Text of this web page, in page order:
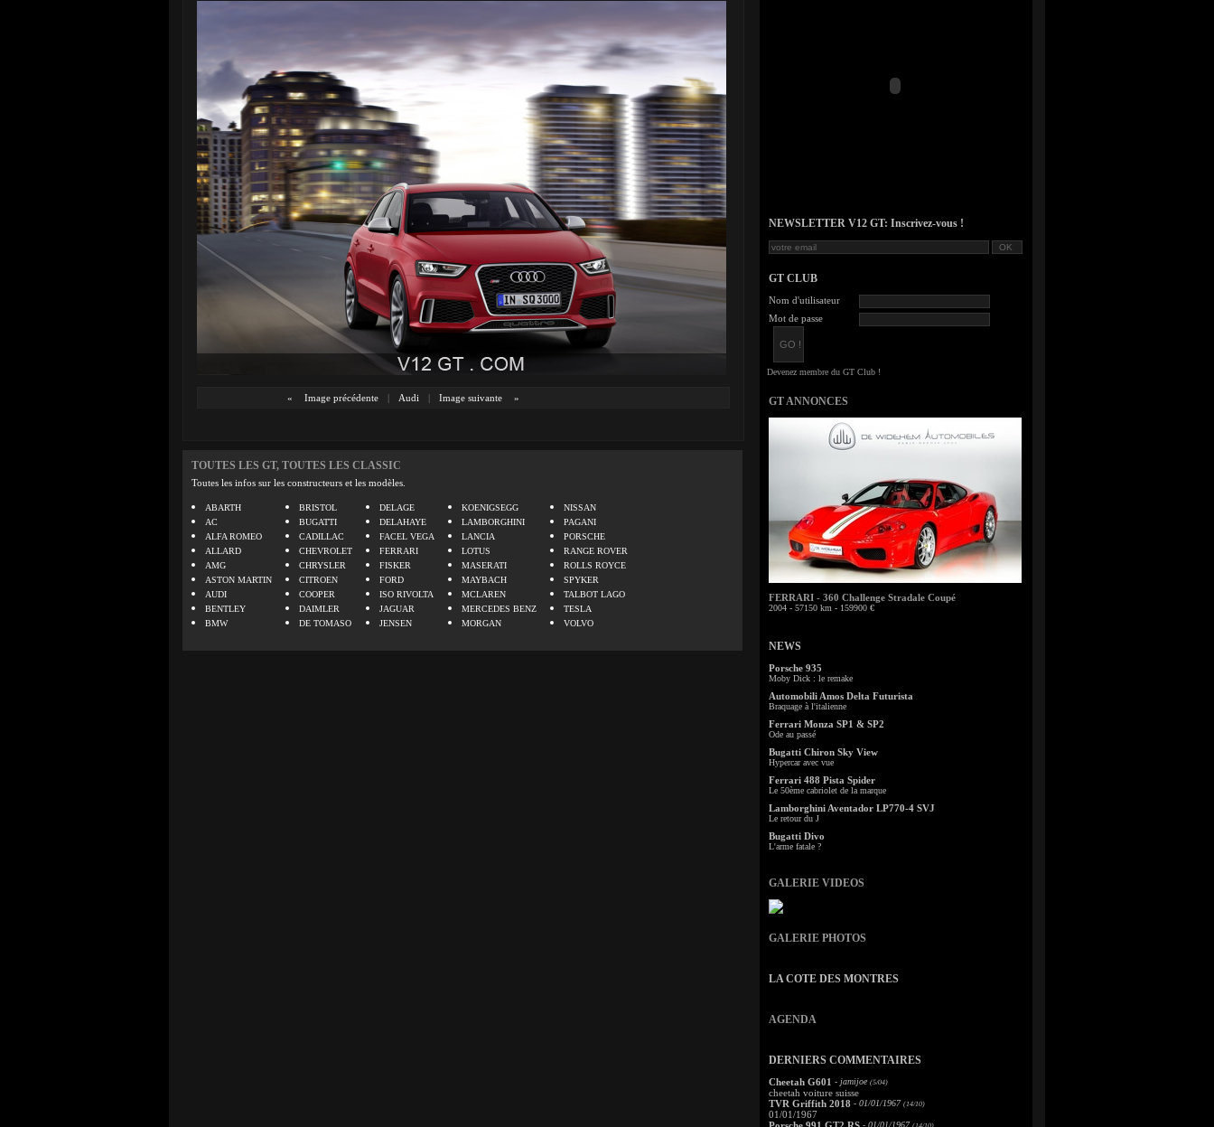
« Image précédente | Audi | Image suivante »
TOUTES LES GT, TOUTES LES CLASSIC
Toutes les infos sur les constructeurs et les modèles.
ABARTH
AC
ALFA ROMEO
ALLARD
AMG
ASTON MARTIN
AUDI
BENTLEY
BMW
BRISTOL
BUGATTI
CADILLAC
CHEVROLET
CHRYSLER
CITROEN
COOPER
DAIMLER
DE TOMASO
DELAGE
DELAHAYE
FACEL VEGA
FERRARI
FISKER
FORD
ISO RIVOLTA
JAGUAR
JENSEN
KOENIGSEGG
LAMBORGHINI
LANCIA
LOTUS
MASERATI
MAYBACH
MCLAREN
MERCEDES BENZ
MORGAN
NISSAN
PAGANI
PORSCHE
RANGE ROVER
ROLLS ROYCE
SPYKER
TALBOT LAGO
TESLA
VOLVO
NEWSLETTER V12 GT: Inscrivez-vous !
GT CLUB
Nom d'utilisateur
Mot de passe
GT ANNONCES
FERRARI - 360 Challenge Stradale Coupé
2004 - 57150 km - 159900 €
NEWS
Porsche 935
Moby Dick : le remake
Automobili Amos Delta Futurista
Braquage à l'italienne
Ferrari Monza SP1 & SP2
Ode au passé
Bugatti Chiron Sky View
Hypercar avec vue
Ferrari 488 Pista Spider
Le 50ème cabriolet de la marque
Lamborghini Aventador LP770-4 SVJ
Le retour du J
Bugatti Divo
L'arme fatale ?
GALERIE VIDEOS
GALERIE PHOTOS
LA COTE DES MONTRES
AGENDA
DERNIERS COMMENTAIRES
Cheetah G601 - jamijoe (5/04)
cheetah voiture suisse
TVR Griffith 2018 - 01/01/1967 (14/10)
01/01/1967
- 01/01/1967